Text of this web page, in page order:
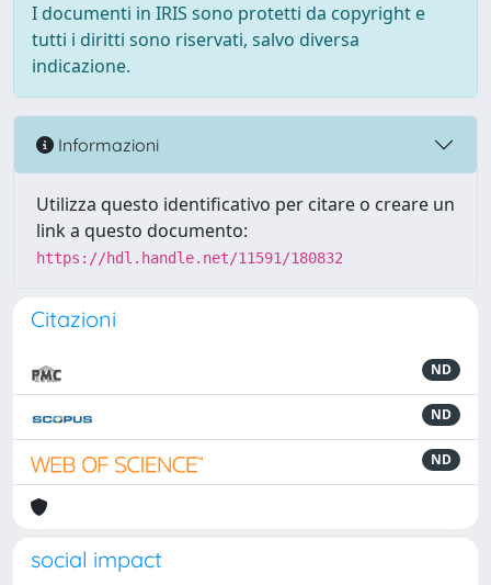
I documenti in IRIS sono protetti da copyright e
tutti i diritti sono riservati, salvo diversa
indicazione.
Informazioni
Utilizza questo identificativo per citare o creare un
link a questo documento:
https://hdl.handle.net/11591/180832
Citazioni
ND
ND
ND
social impact